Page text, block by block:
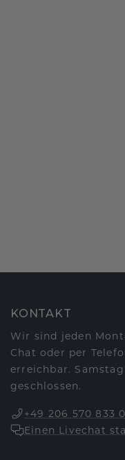
KONTAKT
Wir sind jeden
Chat oder per
erreichbar.
geschlossen.
+49 206 570 833
Einen Livechat